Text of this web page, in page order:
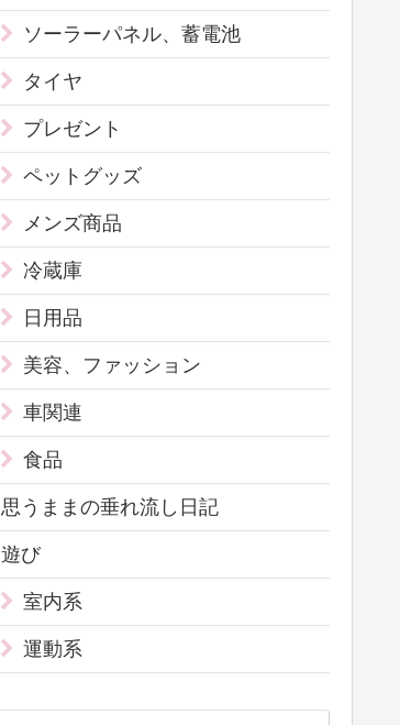
ソーラーパネル、蓄電池
タイヤ
プレゼント
ペットグッズ
メンズ商品
冷蔵庫
日用品
美容、ファッション
車関連
食品
思うままの垂れ流し日記
遊び
室内系
運動系